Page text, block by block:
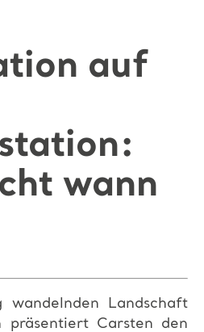
auf
wann
wandelnden Landschaft
präsentiert Carsten den